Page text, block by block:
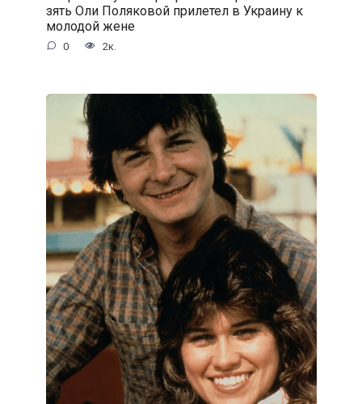
зять Оли Поляковой прилетел в Украину к
молодой жене
0 2к.